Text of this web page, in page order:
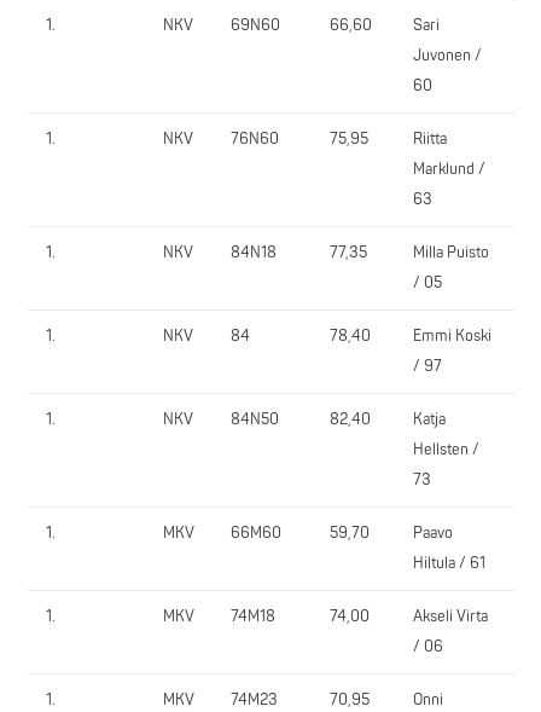
1. NKV 69N60 66,60
Sari
Juvonen /
60
1. NKV 76N60 75,95
Riitta
Marklund /
63
1. NKV 84N18 77,35
Milla Puisto
/ 05
1. NKV 84 78,40
Emmi Koski
/ 97
1. NKV 84N50 82,40
Katja
Hellsten /
73
1. MKV 66M60 59,70
Paavo
Hiltula / 61
1. MKV 74M18 74,00
Akseli Virta
/ 06
1. MKV 74M23 70,95
Onni